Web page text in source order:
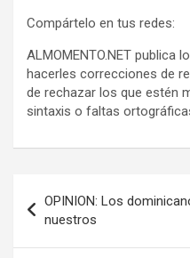
Compártelo en tus redes:
ALMOMENTO.NET publica
hacerles correcciones de
de rechazar los que estén
sintaxis o faltas
de
entradas
OPINION: Los
nuestros